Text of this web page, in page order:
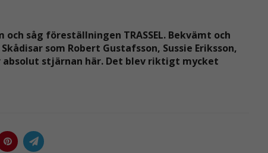
såg föreställningen TRASSEL. Bekvämt och
som Robert Gustafsson, Sussie Eriksson,
absolut stjärnan här. Det blev riktigt mycket